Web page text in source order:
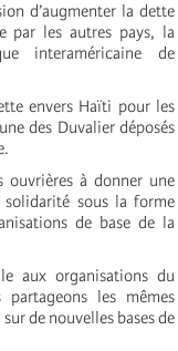
d’augmenter la dette
par les autres pays, la
interaméricaine de
envers Haïti pour les
des Duvalier déposés
ouvrières à donner une
sous la forme
de base de la
aux organisations du
les mêmes
de nouvelles bases de